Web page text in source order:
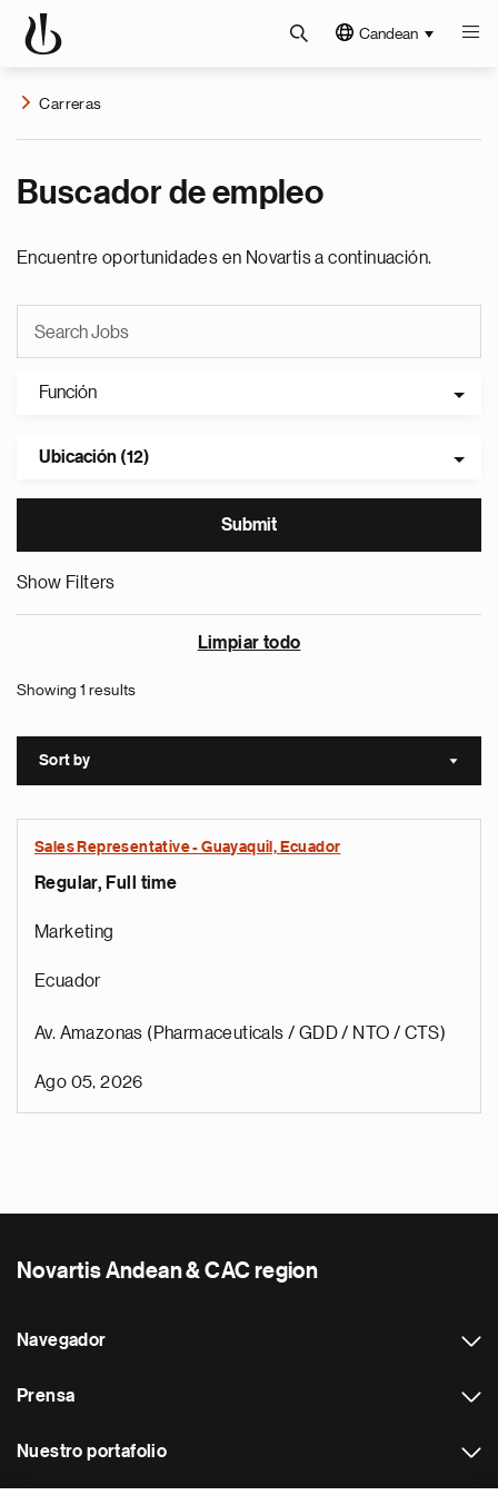
Candean
Carreras
Buscador de empleo
Encuentre oportunidades en Novartis a continuación.
Función
Ubicación (12)
Show Filters
Limpiar todo
Showing 1 results
Sort by Sort
Sales Representative - Guayaquil, Ecuador
Regular, Full time
Marketing
Ecuador
Av. Amazonas (Pharmaceuticals / GDD / NTO / CTS)
Ago 05, 2026
Novartis Andean & CAC region
Navegador
Prensa
Nuestro portafolio